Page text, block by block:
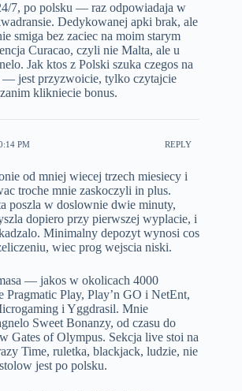
7, po polsku — raz odpowiadaja w
Dedykowanej apki brak, ale
smiga bez zaciec na moim starym
Curacao, czyli nie Malta, ale u
Jak ktos z Polski szuka czegos na
— jest przyzwoicie, tylko czytajcie
klikniecie bonus.
PM REPLY
od mniej wiecej trzech miesiecy i
troche mnie zaskoczyli in plus.
poszla w doslownie dwie minuty,
dopiero przy pierwszej wyplacie, i
Minimalny depozyt wynosi cos
wiec prog wejscia niski.
— jakos w okolicach 4000
Play, Play’n GO i NetEnt,
i Yggdrasil. Mnie
Sweet Bonanzy, od czasu do
Gates of Olympus. Sekcja live stoi na
Time, ruletka, blackjack, ludzie, nie
jest po polsku.